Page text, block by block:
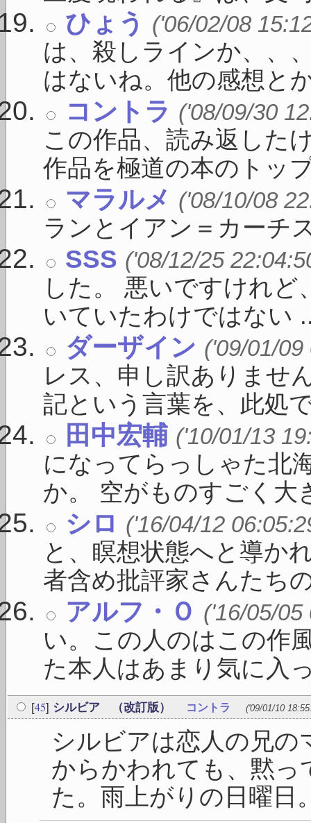
ひょう ('06/02/08
は、殺しラインか、、
はないね。他の感想と
コントラ ('08/09/30
この作品、読み返した
作品を極道の本のトッ
マラルメ ('08/10/08
ランとイアン＝カーチ
SSS ('08/12/25
した。 悪いですけれ
いていたわけではない
ダーザイン ('09/01/09
レス、申し訳ありませ
記という言葉を、此処
田中宏輔 ('10/01/13
になってらっしゃた北
か。 空がものすごく大
シロ ('16/04/12
と、瞑想状態へと導か
者含め批評家さんたち
アルフ・Ｏ ('16/05/05
い。この人のはこの作
た本人はあまり気に入
[45] シルビア （改訂版） コントラ ('09/01/10
シルビアは恋人の兄
からかわれても、黙
た。雨上がりの日曜日